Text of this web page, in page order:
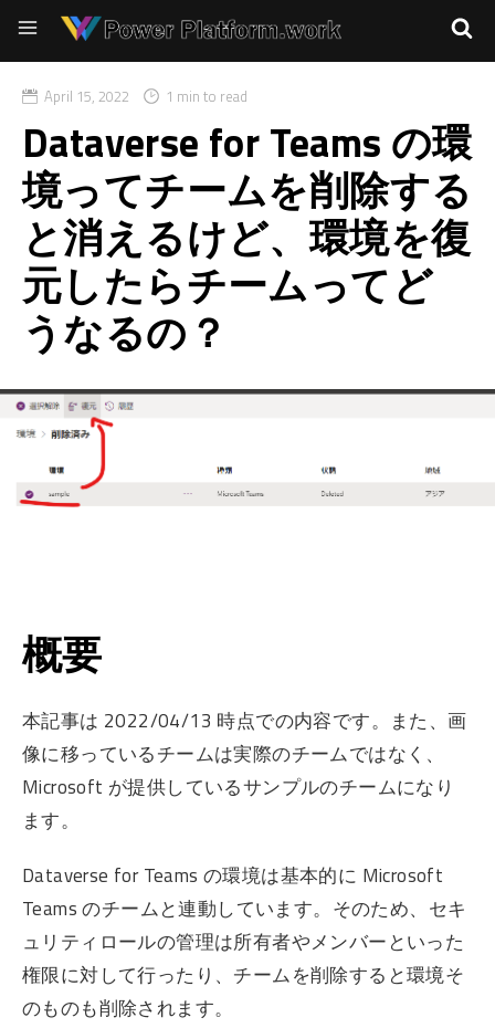
April 15, 2022 1 min to read
Dataverse for Teams の環
境ってチームを削除する
と消えるけど、環境を復
元したらチームってど
うなるの？
概要
本記事は 2022/04/13 時点での内容です。また、画
像に移っているチームは実際のチームではなく、
Microsoft が提供しているサンプルのチームになり
ます。
Dataverse for Teams の環境は基本的に Microsoft
Teams のチームと連動しています。そのため、セキ
ュリティロールの管理は所有者やメンバーといった
権限に対して行ったり、チームを削除すると環境そ
のものも削除されます。